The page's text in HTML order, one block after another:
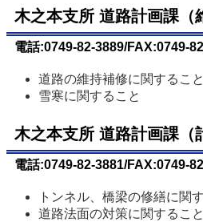
木之本支所 道路計画課（
電話:0749-82-3889/FAX:0749-
道路の維持補修に関すること
雪寒に関すること
木之本支所 道路計画課（
電話:0749-82-3881/FAX:0749-
トンネル、橋梁の修繕に関
道路法面の対策に関すること